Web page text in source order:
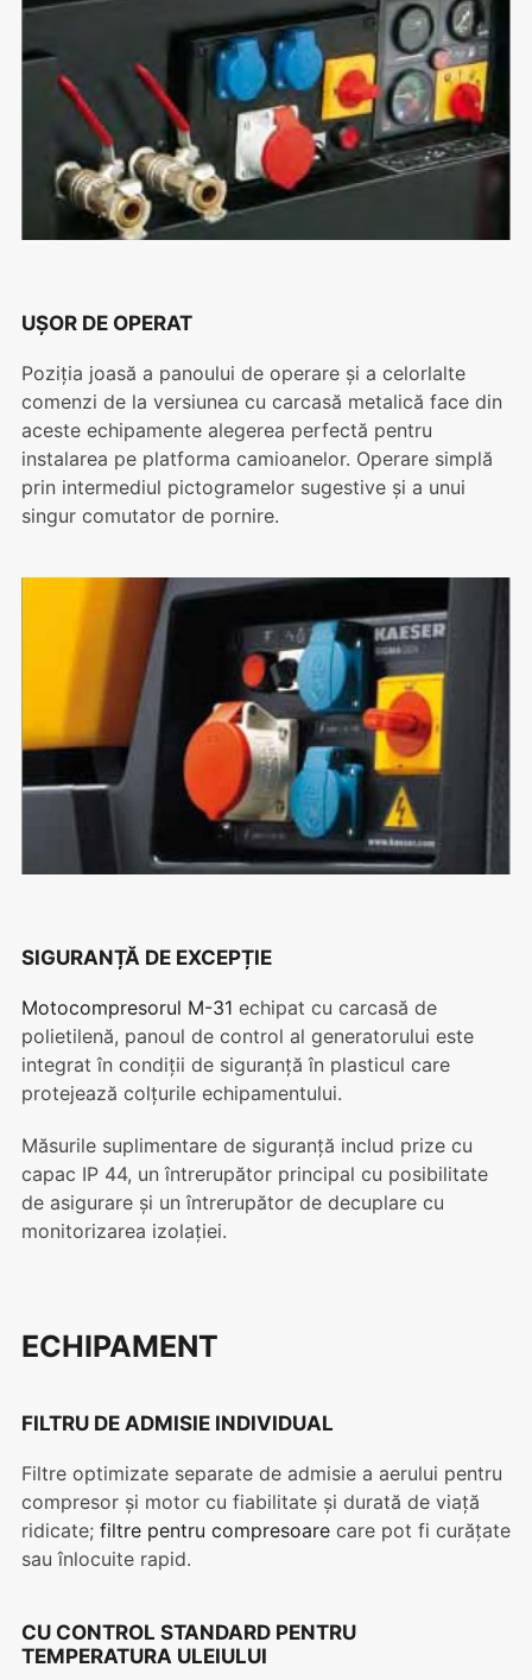
UȘOR DE OPERAT
Poziția joasă a panoului de operare și a celorlalte
comenzi de la versiunea cu carcasă metalică face din
aceste echipamente alegerea perfectă pentru
instalarea pe platforma camioanelor. Operare simplă
prin intermediul pictogramelor sugestive și a unui
singur comutator de pornire.
SIGURANȚĂ DE EXCEPȚIE
Motocompresorul M-31 echipat cu carcasă de
polietilenă, panoul de control al generatorului este
integrat în condiții de siguranță în plasticul care
protejează colțurile echipamentului.
Măsurile suplimentare de siguranță includ prize cu
capac IP 44, un întrerupător principal cu posibilitate
de asigurare și un întrerupător de decuplare cu
monitorizarea izolației.
ECHIPAMENT
FILTRU DE ADMISIE INDIVIDUAL
Filtre optimizate separate de admisie a aerului pentru
compresor și motor cu fiabilitate și durată de viață
ridicate; filtre pentru compresoare care pot fi curățate
sau înlocuite rapid.
CU CONTROL STANDARD PENTRU
TEMPERATURA ULEIULUI